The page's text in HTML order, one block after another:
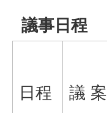
議事日程
日程 議 案